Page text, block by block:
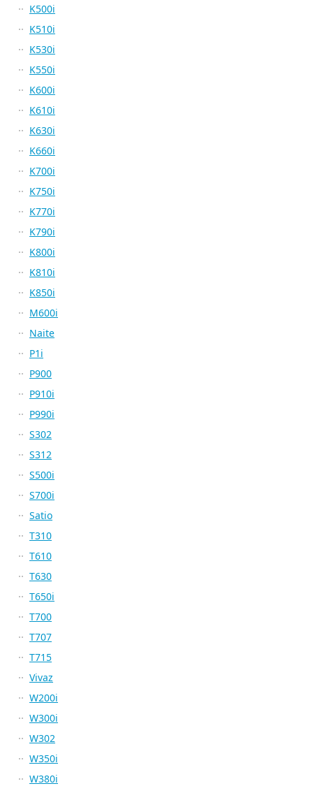
K500i
K510i
K530i
K550i
K600i
K610i
K630i
K660i
K700i
K750i
K770i
K790i
K800i
K810i
K850i
M600i
Naite
P1i
P900
P910i
P990i
S302
S312
S500i
S700i
Satio
T310
T610
T630
T650i
T700
T707
T715
Vivaz
W200i
W300i
W302
W350i
W380i